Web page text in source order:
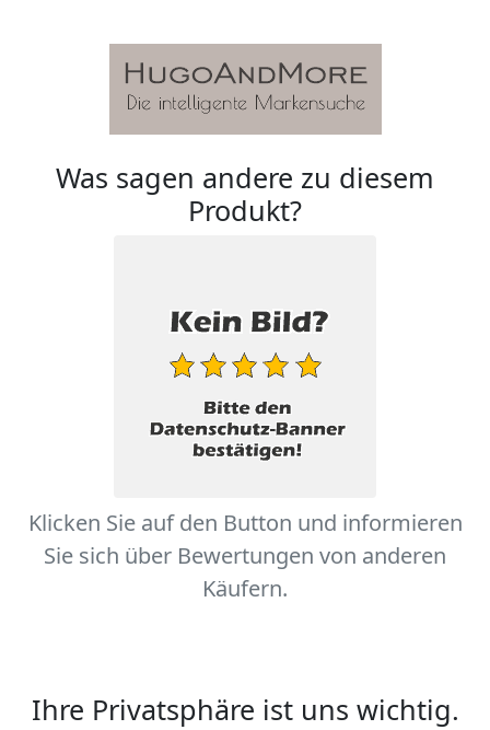
Was sagen andere zu diesem
Produkt?
Klicken Sie auf den Button und informieren
Sie sich über Bewertungen von anderen
Käufern.
Ihre Privatsphäre ist uns wichtig.